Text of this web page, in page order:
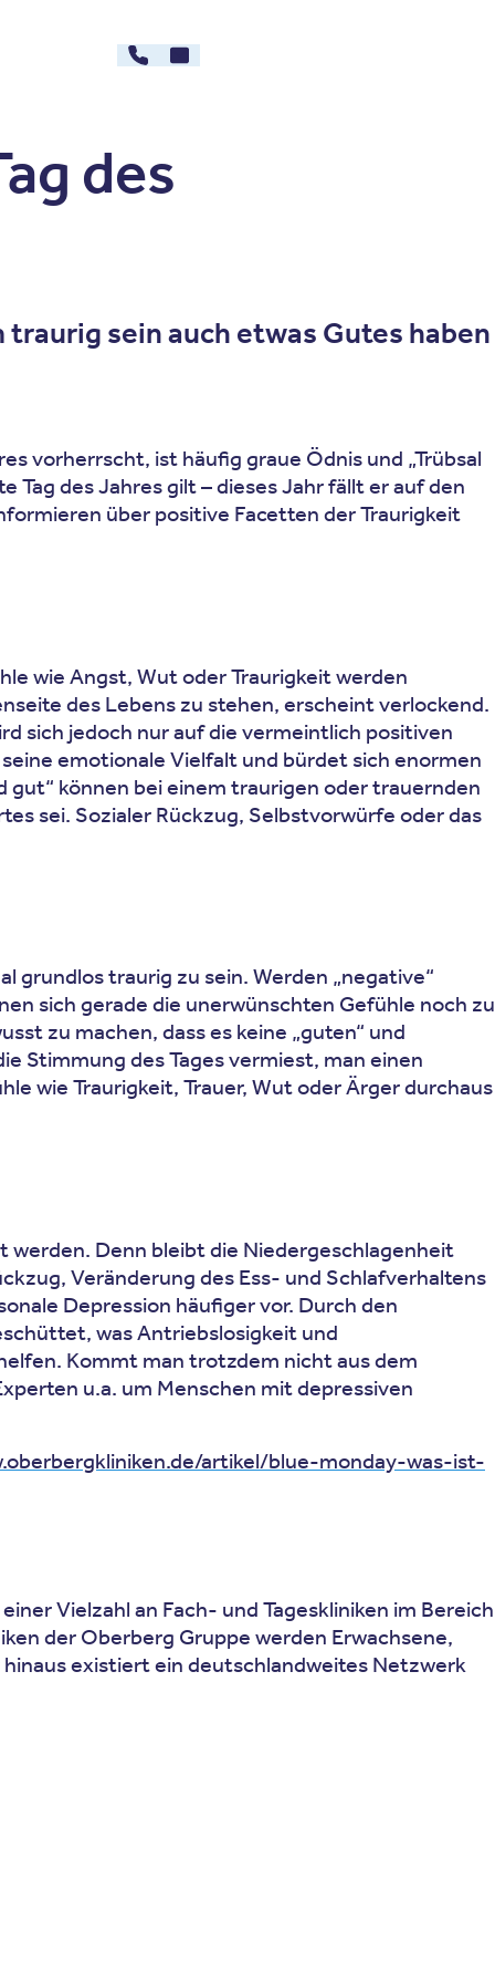
030 - 26478607
Kontakt
des
sein auch etwas Gutes haben
vorherrscht, ist häufig graue Ödnis und „Trübsal
Tag des Jahres gilt – dieses Jahr fällt er auf den
über positive Facetten der Traurigkeit
wie Angst, Wut oder Traurigkeit werden
des Lebens zu stehen, erscheint verlockend.
sich jedoch nur auf die vermeintlich positiven
emotionale Vielfalt und bürdet sich enormen
gut“ können bei einem traurigen oder trauernden
sei. Sozialer Rückzug, Selbstvorwürfe oder das
grundlos traurig zu sein. Werden „negative“
sich gerade die unerwünschten Gefühle noch zu
zu machen, dass es keine „guten“ und
Stimmung des Tages vermiest, man einen
wie Traurigkeit, Trauer, Wut oder Ärger durchaus
werden. Denn bleibt die Niedergeschlagenheit
Veränderung des Ess- und Schlafverhaltens
Depression häufiger vor. Durch den
was Antriebslosigkeit und
Kommt man trotzdem nicht aus dem
u.a. um Menschen mit depressiven
artikel/blue-monday-was-ist-
Vielzahl an Fach- und Tageskliniken im Bereich
der Oberberg Gruppe werden Erwachsene,
existiert ein deutschlandweites Netzwerk